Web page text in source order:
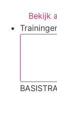
Bekijk